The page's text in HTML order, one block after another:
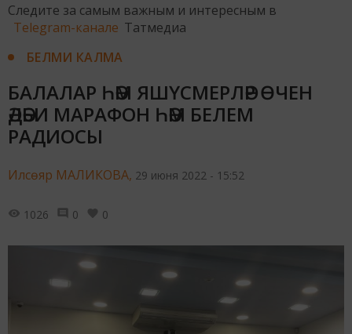
Следите за самым важным и интересным в
Telegram-канале Татмедиа
БЕЛМИ КАЛМА
БАЛАЛАР ҺӘМ ЯШҮСМЕРЛӘР ӨЧЕН
ӘДӘБИ МАРАФОН ҺӘМ БЕЛЕМ
РАДИОСЫ
Илсөяр МАЛИКОВА, 29 июня 2022 - 15:52
1026 0 0